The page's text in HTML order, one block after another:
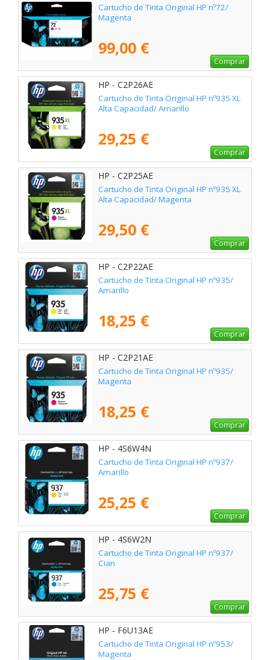
Cartucho de Tinta Original HP nº72/
Magenta
99,00 €
Comprar
HP - C2P26AE
Cartucho de Tinta Original HP nº935 XL
Alta Capacidad/ Amarillo
29,25 €
Comprar
HP - C2P25AE
Cartucho de Tinta Original HP nº935 XL
Alta Capacidad/ Magenta
29,50 €
Comprar
HP - C2P22AE
Cartucho de Tinta Original HP nº935/
Amarillo
18,25 €
Comprar
HP - C2P21AE
Cartucho de Tinta Original HP nº935/
Magenta
18,25 €
Comprar
HP - 4S6W4N
Cartucho de Tinta Original HP nº937/
Amarillo
25,25 €
Comprar
HP - 4S6W2N
Cartucho de Tinta Original HP nº937/
Cian
25,75 €
Comprar
HP - F6U13AE
Cartucho de Tinta Original HP nº953/
Magenta